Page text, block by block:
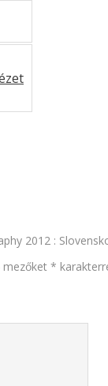
2012 :
mezőket *